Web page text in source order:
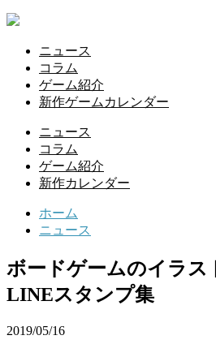
ニュース
コラム
ゲーム紹介
新作ゲームカレンダー
ニュース
コラム
ゲーム紹介
新作カレンダー
ホーム
ニュース
ボードゲームのイラス
LINEスタンプ集
2019/05/16